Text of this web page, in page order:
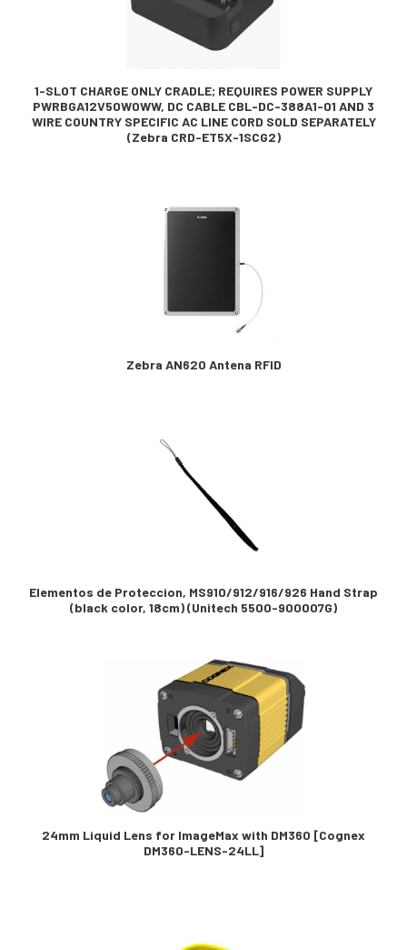
1-SLOT CHARGE ONLY CRADLE; REQUIRES POWER SUPPLY
PWRBGA12V50W0WW, DC CABLE CBL-DC-388A1-01 AND 3
WIRE COUNTRY SPECIFIC AC LINE CORD SOLD SEPARATELY
(Zebra CRD-ET5X-1SCG2)
Zebra AN620 Antena RFID
Elementos de Proteccion, MS910/912/916/926 Hand Strap
(black color, 18cm) (Unitech 5500-900007G)
24mm Liquid Lens for ImageMax with DM360 [Cognex
DM360-LENS-24LL]